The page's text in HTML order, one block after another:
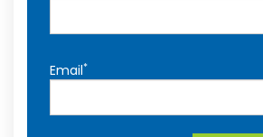
Email*